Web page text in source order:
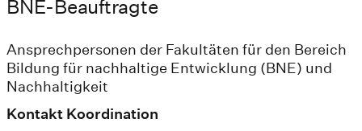
BNE-Beauftragte
Ansprechpersonen der Fakultäten für den Bereich
Bildung für nachhaltige Entwicklung (BNE) und
Nachhaltigkeit
Kontakt Koordination